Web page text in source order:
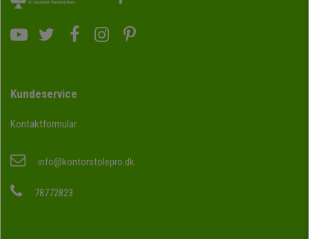
Kundeservice
Kontaktformular
info@kontorstolepro.dk
78772823